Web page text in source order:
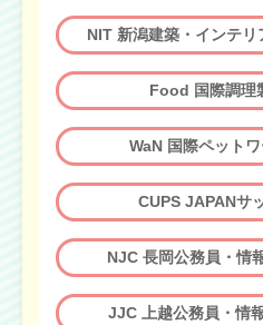
NIT 新潟建築・インテ
Food 国際調理
WaN 国際ペット
CUPS JAPANサ
NJC 長岡公務員・情
JJC 上越公務員・情